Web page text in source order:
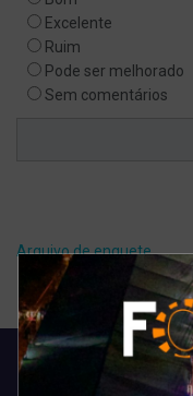
Excelente
Ruim
Pode ser melhorado
Sem comentários
Arquivo de enquete